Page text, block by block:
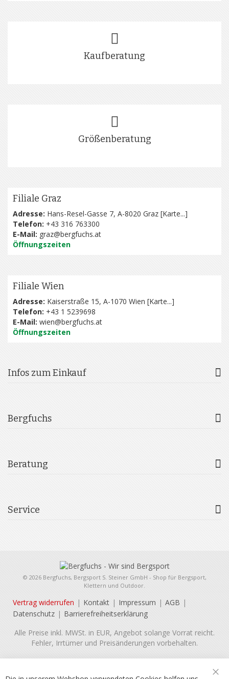
Kaufberatung
Größenberatung
Filiale Graz
Adresse: Hans-Resel-Gasse 7, A-8020 Graz [Karte...]
Telefon: +43 316 763300
E-Mail: graz@bergfuchs.at
Öffnungszeiten
Filiale Wien
Adresse: Kaiserstraße 15, A-1070 Wien [Karte...]
Telefon: +43 1 5239698
E-Mail: wien@bergfuchs.at
Öffnungszeiten
Infos zum Einkauf
Bergfuchs
Beratung
Service
© 2026 Bergfuchs, Bergsport S. Steiner GmbH - Shop für Bergsport,
Klettern und Outdoor.
Vertrag widerrufen Kontakt Impressum
AGB
Datenschutz
Barrierefreiheitserklärung
Alle Preise inkl. MWSt. in EUR, Angebot solange Vorrat reicht.
Fehler, Irrtümer und Preisänderungen vorbehalten.